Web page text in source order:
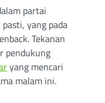
partai
yang pada
Tekanan
pendukung
yang mencari
malam ini.